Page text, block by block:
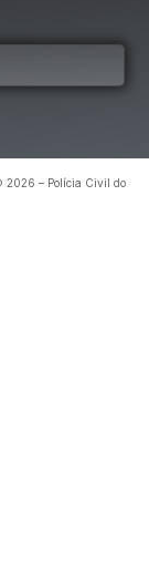
2026 – Polícia Civil do